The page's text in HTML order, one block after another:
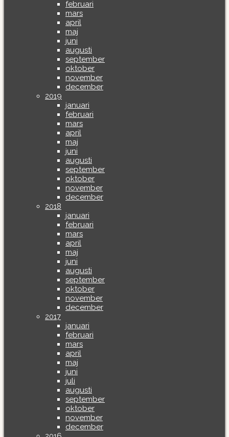
februari
mars
april
maj
juni
augusti
september
oktober
november
december
2019
januari
februari
mars
april
maj
juni
augusti
september
oktober
november
december
2018
januari
februari
mars
april
maj
juni
augusti
september
oktober
november
december
2017
januari
februari
mars
april
maj
juni
juli
augusti
september
oktober
november
december